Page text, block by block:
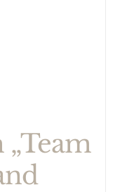
„Team